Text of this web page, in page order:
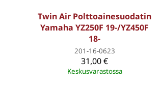
Twin Air Polttoainesuodatin
Yamaha YZ250F 19-/YZ450F
18-
201-16-0623
31,00 €
Keskusvarastossa